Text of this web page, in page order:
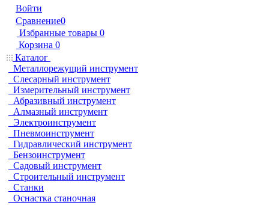
Войти
Сравнение0
Избранные товары 0
Корзина 0
Каталог
Металлорежущий инструмент
Слесарный инструмент
Измерительный инструмент
Абразивный инструмент
Алмазный инструмент
Электроинструмент
Пневмоинструмент
Гидравлический инструмент
Бензоинструмент
Садовый инструмент
Строительный инструмент
Станки
Оснастка станочная